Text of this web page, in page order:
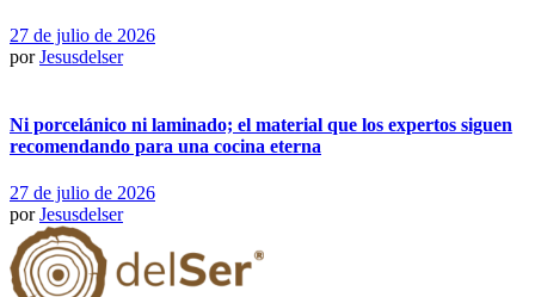
27 de julio de 2026
porJesusdelser
Ni porcelánico ni laminado; el material que los expertos siguen
recomendando para una cocina eterna
27 de julio de 2026
porJesusdelser